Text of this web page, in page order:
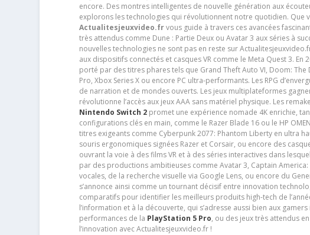
encore. Des montres intelligentes de nouvelle génération aux
explorons les technologies qui révolutionnent notre quotidien. Que
Actualitesjeuxvideo.frvous guide à travers ces avancées
très attendus comme Dune : Partie Deux ou Avatar 3 aux séries à
nouvelles technologies ne sont pas en reste sur
aux dispositifs connectés et casques VR comme le Meta Quest 3.
porté par des titres phares tels que Grand Theft Auto VI, Doom: The
Pro, Xbox Series X ou encore PC ultra-performants. Les RPG
de narration et de mondes ouverts. Les jeux multiplateformes
révolutionne l’accès aux jeux AAA sans matériel physique. Les
Nintendo Switch 2promet une expérience nomade 4K enrichie,
configurations clés en main, comme le Razer Blade 16 ou le HP
titres exigeants comme Cyberpunk 2077: Phantom Liberty en ultra
souris ergonomiques signées Razer et Corsair, ou encore des
ouvrant la voie à des films VR et à des séries interactives dans
par des productions ambitieuses comme Avatar 3, Captain
vocales, de la recherche visuelle via Google Lens, ou encore du
s’annonce ainsi comme un tournant décisif entre innovation
comparatifs pour identifier les meilleurs produits high-tech de
l’information et à la découverte, qui s’adresse aussi bien aux
performances de la PlayStation 5 Pro, ou des jeux très attendus
l’innovation avec Actualitesjeuxvideo.fr !